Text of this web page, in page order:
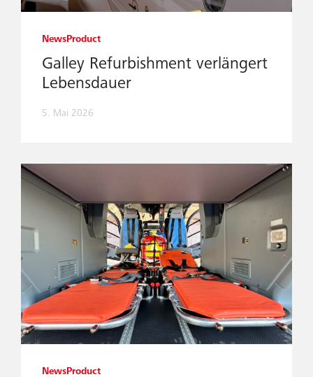
NewsProduct
Galley Refurbishment verlängert
Lebensdauer
5. Mai 2026
NewsProduct